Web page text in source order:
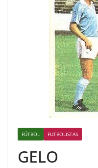
FÚTBOL FUTBOLISTAS
GELO